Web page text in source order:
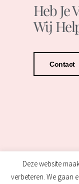
Heb Je
Wij
Contact
Deze website
verbeteren. We gaan